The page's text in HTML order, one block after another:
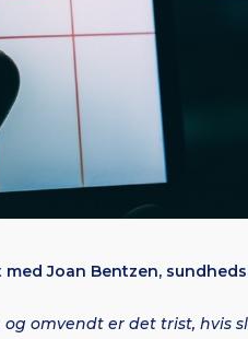
Joan Bentzen,
omvendt er det trist, hvis